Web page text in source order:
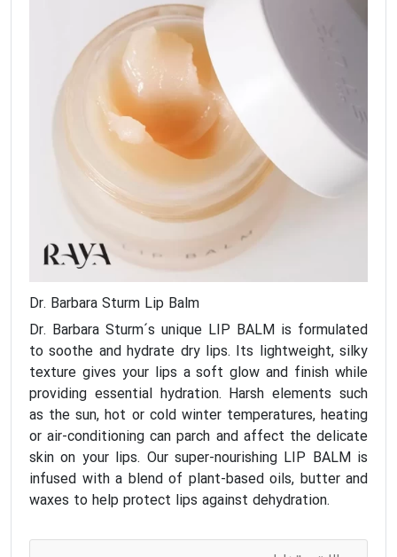
Dr. Barbara Sturm Lip Balm
Dr. Barbara Sturm´s unique LIP BALM is formulated
to soothe and hydrate dry lips. Its lightweight, silky
texture gives your lips a soft glow and finish while
providing essential hydration. Harsh elements such
as the sun, hot or cold winter temperatures, heating
or air-conditioning can parch and affect the delicate
skin on your lips. Our super-nourishing LIP BALM is
infused with a blend of plant-based oils, butter and
waxes to help protect lips against dehydration.